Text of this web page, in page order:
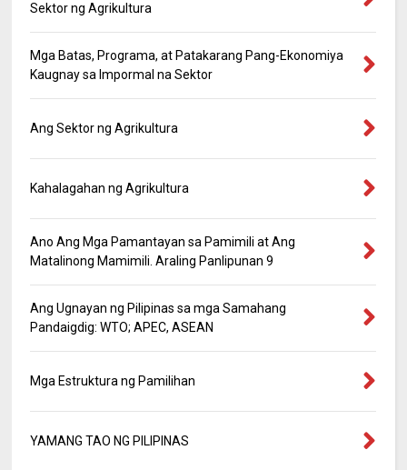
Sektor ng Agrikultura
Mga Batas, Programa, at Patakarang Pang-Ekonomiya
Kaugnay sa Impormal na Sektor
Ang Sektor ng Agrikultura
Kahalagahan ng Agrikultura
Ano Ang Mga Pamantayan sa Pamimili at Ang
Matalinong Mamimili. Araling Panlipunan 9
Ang Ugnayan ng Pilipinas sa mga Samahang
Pandaigdig: WTO; APEC, ASEAN
Mga Estruktura ng Pamilihan
YAMANG TAO NG PILIPINAS